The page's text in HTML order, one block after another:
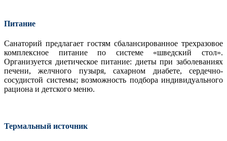
Питание
Санаторий предлагает гостям сбалансированное трехразовое
комплексное питание по системе «шведский стол».
Организуется диетическое питание: диеты при заболеваниях
печени, желчного пузыря, сахарном диабете, сердечно-
сосудистой системы; возможность подбора индивидуального
рациона и детского меню.
Термальный источник